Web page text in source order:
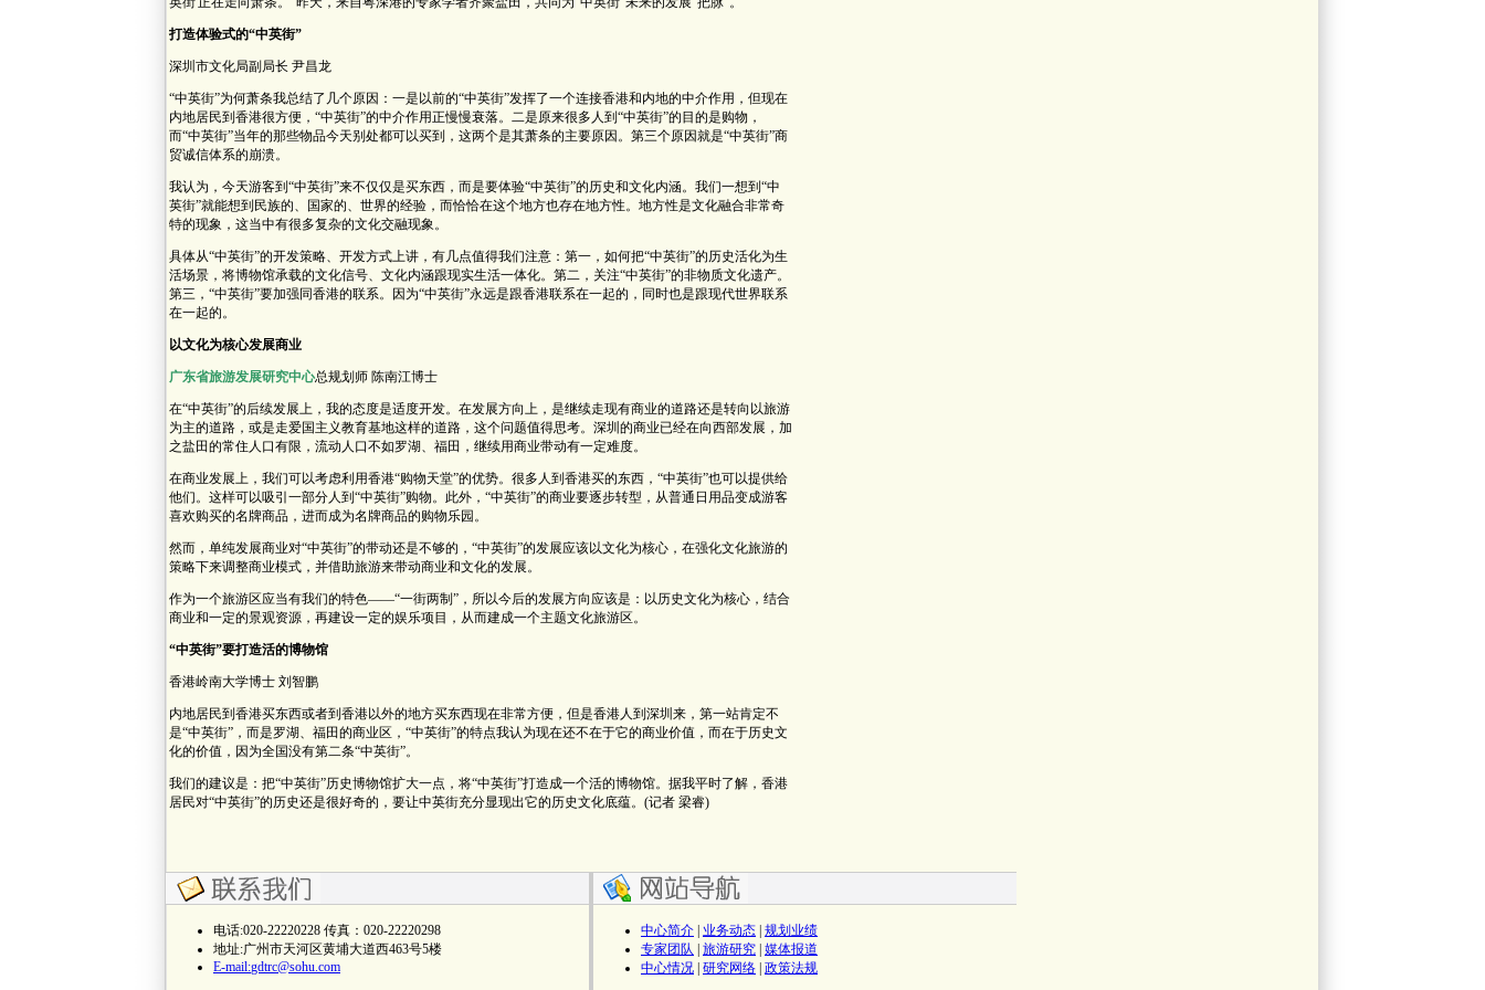
打造体验式的“中英街”
深圳市文化局副局长 尹昌龙
“中英街”为何萧条我总结了几个原因：一是以前的“中英街”发挥了一个连接香港和内地的中介作用，但现在
内地居民到香港很方便，“中英街”的中介作用正慢慢衰落。二是原来很多人到“中英街”的目的是购物，
而“中英街”当年的那些物品今天别处都可以买到，这两个是其萧条的主要原因。第三个原因就是“中英街”商
贸诚信体系的崩溃。
我认为，今天游客到“中英街”来不仅仅是买东西，而是要体验“中英街”的历史和文化内涵。我们一想到“中
英街”就能想到民族的、国家的、世界的经验，而恰恰在这个地方也存在地方性。地方性是文化融合非常奇
特的现象，这当中有很多复杂的文化交融现象。
具体从“中英街”的开发策略、开发方式上讲，有几点值得我们注意：第一，如何把“中英街”的历史活化为生
活场景，将博物馆承载的文化信号、文化内涵跟现实生活一体化。第二，关注“中英街”的非物质文化遗产。
第三，“中英街”要加强同香港的联系。因为“中英街”永远是跟香港联系在一起的，同时也是跟现代世界联系
在一起的。
以文化为核心发展商业
广东省旅游发展研究中心总规划师 陈南江博士
在“中英街”的后续发展上，我的态度是适度开发。在发展方向上，是继续走现有商业的道路还是转向以旅游
为主的道路，或是走爱国主义教育基地这样的道路，这个问题值得思考。深圳的商业已经在向西部发展，加
之盐田的常住人口有限，流动人口不如罗湖、福田，继续用商业带动有一定难度。
在商业发展上，我们可以考虑利用香港“购物天堂”的优势。很多人到香港买的东西，“中英街”也可以提供给
他们。这样可以吸引一部分人到“中英街”购物。此外，“中英街”的商业要逐步转型，从普通日用品变成游客
喜欢购买的名牌商品，进而成为名牌商品的购物乐园。
然而，单纯发展商业对“中英街”的带动还是不够的，“中英街”的发展应该以文化为核心，在强化文化旅游的
策略下来调整商业模式，并借助旅游来带动商业和文化的发展。
作为一个旅游区应当有我们的特色——“一街两制”，所以今后的发展方向应该是：以历史文化为核心，结合
商业和一定的景观资源，再建设一定的娱乐项目，从而建成一个主题文化旅游区。
“中英街”要打造活的博物馆
香港岭南大学博士 刘智鹏
内地居民到香港买东西或者到香港以外的地方买东西现在非常方便，但是香港人到深圳来，第一站肯定不
是“中英街”，而是罗湖、福田的商业区，“中英街”的特点我认为现在还不在于它的商业价值，而在于历史文
化的价值，因为全国没有第二条“中英街”。
我们的建议是：把“中英街”历史博物馆扩大一点，将“中英街”打造成一个活的博物馆。据我平时了解，香港
居民对“中英街”的历史还是很好奇的，要让中英街充分显现出它的历史文化底蕴。(记者 梁睿)
电话:020-22220228 传真：020-22220298
地址:广州市天河区黄埔大道西463号5楼
E-mail:gdtrc@sohu.com
中心简介 业务动态 规划业绩
专家团队
旅游研究 媒体报道
中心情况 研究网络 政策法规